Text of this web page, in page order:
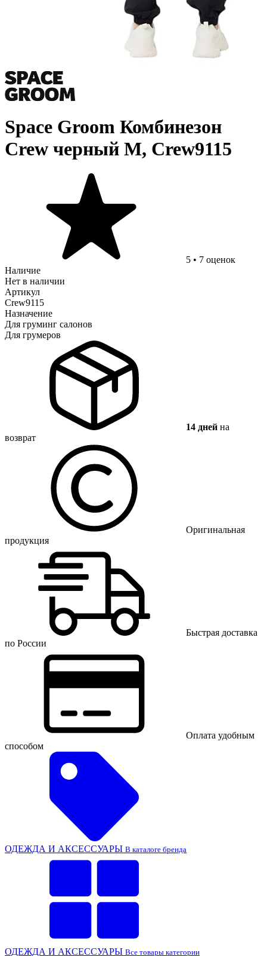
Space Groom Комбинезон
Crew черный M, Crew9115
5 • 7 оценок
Наличие
Нет в наличии
Артикул
Crew9115
Назначение
Для груминг салонов
Для грумеров
14 дней на
возврат
Оригинальная
продукция
Быстрая доставка
по России
Оплата удобным
способом
ОДЕЖДА И АКСЕССУАРЫ В каталоге бренда
ОДЕЖДА И АКСЕССУАРЫ Все товары категории